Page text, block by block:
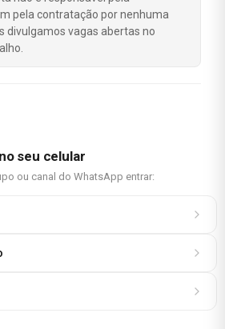
pela contratação por nenhuma
divulgamos vagas abertas no
seu celular
ou canal do WhatsApp entrar: